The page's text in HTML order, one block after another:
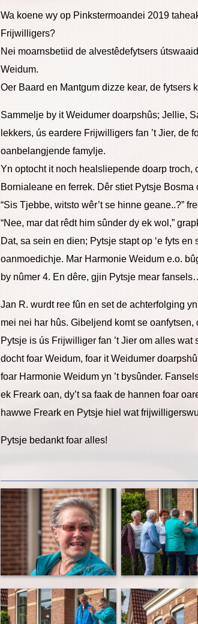
Wa koene wy op Pinkstermoandei 2019
Frijwilligers?
Nei moarnsbetiid de alvestêdefytsers
Weidum.
Oer Baard en Mantgum dizze kear, de fytsers
Sammelje by it Weidumer doarpshûs; Jellie,
lekkers, ús eardere Frijwilligers fan ’t Jier, de
oanbelangjende famylje.
Yn optocht it noch healsliepende doarp troch,
Bornialeane en ferrek. Dêr stiet Pytsje Bosma
“Sis Tjebbe, witsto wêr’t se hinne geane..?”
“Nee, mar dat rêdt him sûnder dy ek wol,”
Dat, sa sein en dien; Pytsje stapt op ‘e fyts
oanmoedichje. Mar Harmonie Weidum e.o.
by nûmer 4. En dêre, gjin Pytsje mear
Jan R. wurdt ree fûn en set de achterfolging
mei nei har hûs. Gibeljend komt se oanfytsen,
Pytsje is ús Frijwilliger fan ’t Jier om alles wat
docht foar Weidum, foar it Weidumer
foar Harmonie Weidum yn ’t bysûnder.
ek Freark oan, dy’t sa faak de hannen foar
hawwe Freark en Pytsje hiel wat
Pytsje bedankt foar alles!